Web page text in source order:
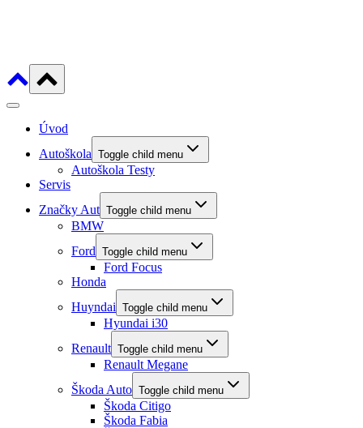
Úvod
Autoškola Toggle child menu
Autoškola Testy
Servis
Značky Aut Toggle child menu
BMW
Ford Toggle child menu
Ford Focus
Honda
Huyndai Toggle child menu
Hyundai i30
Renault Toggle child menu
Renault Megane
Škoda Auto Toggle child menu
Škoda Citigo
Škoda Fabia